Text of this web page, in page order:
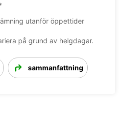
utanför öppettider
på grund av helgdagar.
sammanfattning